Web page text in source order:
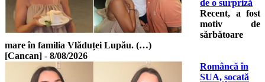
de o surpriză
Recent, a fost
motiv de
sărbătoare
mare în familia Vlăduței Lupău. (…)
[Cancan] - 8/08/2026
Româncă în
SUA, șocată